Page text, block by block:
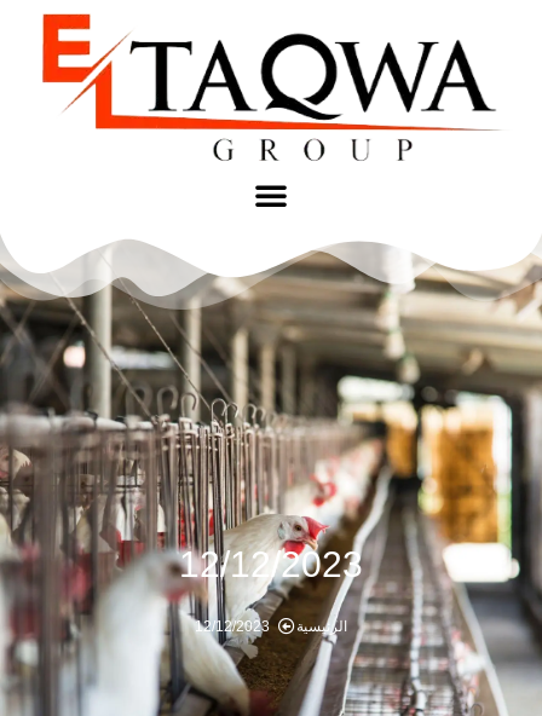
12/12/2023
الرئيسية 12/12/2023